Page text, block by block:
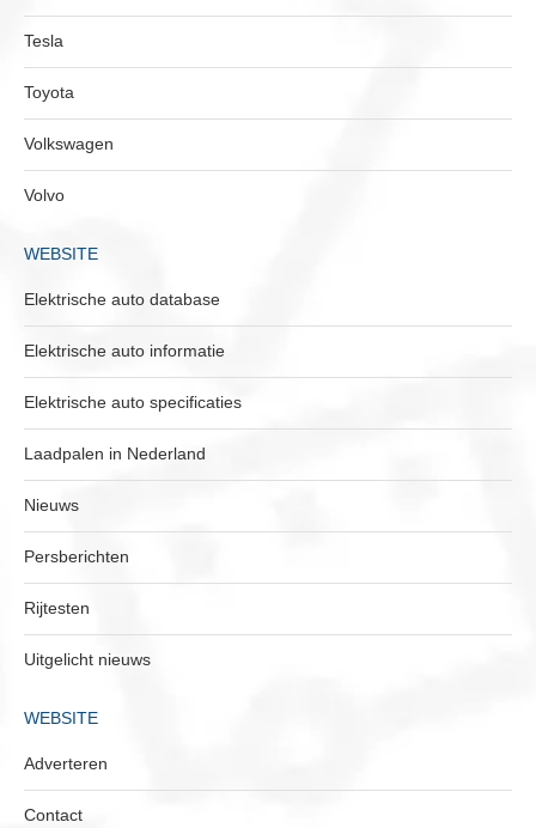
Tesla
Toyota
Volkswagen
Volvo
WEBSITE
Elektrische auto database
Elektrische auto informatie
Elektrische auto specificaties
Laadpalen in Nederland
Nieuws
Persberichten
Rijtesten
Uitgelicht nieuws
WEBSITE
Adverteren
Contact